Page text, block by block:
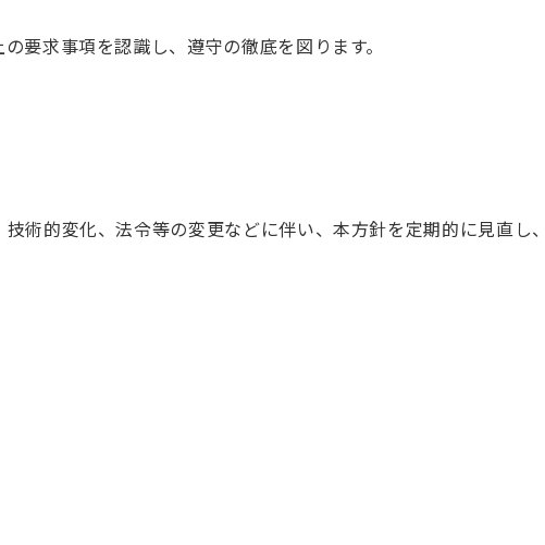
要求事項を認識し、遵守の徹底を図ります。
術的変化、法令等の変更などに伴い、本方針を定期的に見直し